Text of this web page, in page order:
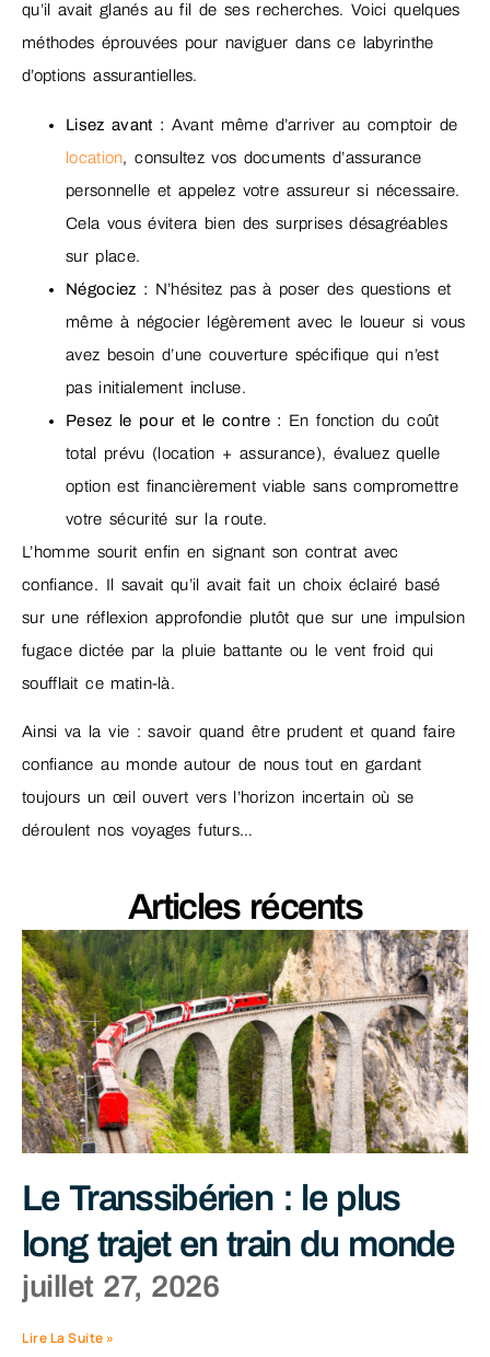
qu’il avait glanés au fil de ses recherches. Voici quelques
méthodes éprouvées pour naviguer dans ce labyrinthe
d’options assurantielles.
Lisez avant : Avant même d’arriver au comptoir de
location, consultez vos documents d’assurance
personnelle et appelez votre assureur si nécessaire.
Cela vous évitera bien des surprises désagréables
sur place.
Négociez : N’hésitez pas à poser des questions et
même à négocier légèrement avec le loueur si vous
avez besoin d’une couverture spécifique qui n’est
pas initialement incluse.
Pesez le pour et le contre : En fonction du coût
total prévu (location + assurance), évaluez quelle
option est financièrement viable sans compromettre
votre sécurité sur la route.
L’homme sourit enfin en signant son contrat avec
confiance. Il savait qu’il avait fait un choix éclairé basé
sur une réflexion approfondie plutôt que sur une impulsion
fugace dictée par la pluie battante ou le vent froid qui
soufflait ce matin-là.
Ainsi va la vie : savoir quand être prudent et quand faire
confiance au monde autour de nous tout en gardant
toujours un œil ouvert vers l’horizon incertain où se
déroulent nos voyages futurs…
Articles récents
Le Transsibérien : le plus
long trajet en train du monde
juillet 27, 2026
Lire La Suite »